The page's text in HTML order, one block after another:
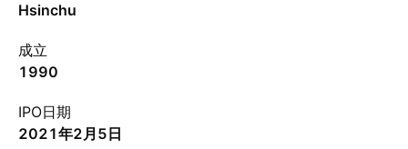
Hsinchu
成立
1990
IPO日期
2021年2月5日